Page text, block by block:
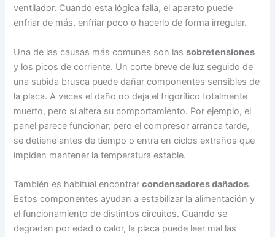
ventilador. Cuando esta lógica falla, el aparato puede
enfriar de más, enfriar poco o hacerlo de forma irregular.
Una de las causas más comunes son lassobretensiones
y los picos de corriente. Un corte breve de luz seguido de
una subida brusca puede dañar componentes sensibles de
la placa. A veces el daño no deja el frigorífico totalmente
muerto, pero sí altera su comportamiento. Por ejemplo, el
panel parece funcionar, pero el compresor arranca tarde,
se detiene antes de tiempo o entra en ciclos extraños que
impiden mantener la temperatura estable.
También es habitual encontrarcondensadores dañados.
Estos componentes ayudan a estabilizar la alimentación y
el funcionamiento de distintos circuitos. Cuando se
degradan por edad o calor, la placa puede leer mal las